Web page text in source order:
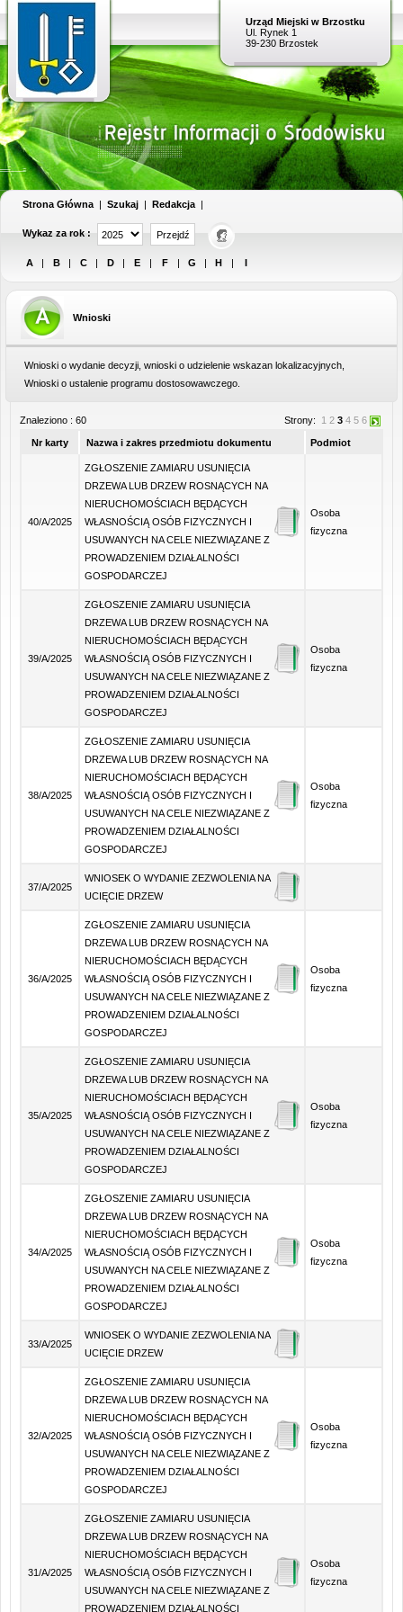
Urząd Miejski w Brzostku
Ul. Rynek 1
39-230 Brzostek
Strona Główna | Szukaj | Redakcja |
Wykaz za rok :
A | B | C | D | E | F | G | H | I
Wnioski
Wnioski o wydanie decyzji, wnioski o udzielenie wskazan lokalizacyjnych,
Wnioski o ustalenie programu dostosowawczego.
Strony: 1 2 3 4 5 6
Znaleziono : 60
Nr karty Nazwa i zakres przedmiotu dokumentu Podmiot
40/A/2025
ZGŁOSZENIE ZAMIARU USUNIĘCIA
DRZEWA LUB DRZEW ROSNĄCYCH NA
NIERUCHOMOŚCIACH BĘDĄCYCH
WŁASNOŚCIĄ OSÓB FIZYCZNYCH I
USUWANYCH NA CELE NIEZWIĄZANE Z
PROWADZENIEM DZIAŁALNOŚCI
GOSPODARCZEJ
Osoba
fizyczna
39/A/2025
ZGŁOSZENIE ZAMIARU USUNIĘCIA
DRZEWA LUB DRZEW ROSNĄCYCH NA
NIERUCHOMOŚCIACH BĘDĄCYCH
WŁASNOŚCIĄ OSÓB FIZYCZNYCH I
USUWANYCH NA CELE NIEZWIĄZANE Z
PROWADZENIEM DZIAŁALNOŚCI
GOSPODARCZEJ
Osoba
fizyczna
38/A/2025
ZGŁOSZENIE ZAMIARU USUNIĘCIA
DRZEWA LUB DRZEW ROSNĄCYCH NA
NIERUCHOMOŚCIACH BĘDĄCYCH
WŁASNOŚCIĄ OSÓB FIZYCZNYCH I
USUWANYCH NA CELE NIEZWIĄZANE Z
PROWADZENIEM DZIAŁALNOŚCI
GOSPODARCZEJ
Osoba
fizyczna
37/A/2025
WNIOSEK O WYDANIE ZEZWOLENIA NA
UCIĘCIE DRZEW
36/A/2025
ZGŁOSZENIE ZAMIARU USUNIĘCIA
DRZEWA LUB DRZEW ROSNĄCYCH NA
NIERUCHOMOŚCIACH BĘDĄCYCH
WŁASNOŚCIĄ OSÓB FIZYCZNYCH I
USUWANYCH NA CELE NIEZWIĄZANE Z
PROWADZENIEM DZIAŁALNOŚCI
GOSPODARCZEJ
Osoba
fizyczna
35/A/2025
ZGŁOSZENIE ZAMIARU USUNIĘCIA
DRZEWA LUB DRZEW ROSNĄCYCH NA
NIERUCHOMOŚCIACH BĘDĄCYCH
WŁASNOŚCIĄ OSÓB FIZYCZNYCH I
USUWANYCH NA CELE NIEZWIĄZANE Z
PROWADZENIEM DZIAŁALNOŚCI
GOSPODARCZEJ
Osoba
fizyczna
34/A/2025
ZGŁOSZENIE ZAMIARU USUNIĘCIA
DRZEWA LUB DRZEW ROSNĄCYCH NA
NIERUCHOMOŚCIACH BĘDĄCYCH
WŁASNOŚCIĄ OSÓB FIZYCZNYCH I
USUWANYCH NA CELE NIEZWIĄZANE Z
PROWADZENIEM DZIAŁALNOŚCI
GOSPODARCZEJ
Osoba
fizyczna
33/A/2025
WNIOSEK O WYDANIE ZEZWOLENIA NA
UCIĘCIE DRZEW
32/A/2025
ZGŁOSZENIE ZAMIARU USUNIĘCIA
DRZEWA LUB DRZEW ROSNĄCYCH NA
NIERUCHOMOŚCIACH BĘDĄCYCH
WŁASNOŚCIĄ OSÓB FIZYCZNYCH I
USUWANYCH NA CELE NIEZWIĄZANE Z
PROWADZENIEM DZIAŁALNOŚCI
GOSPODARCZEJ
Osoba
fizyczna
31/A/2025
ZGŁOSZENIE ZAMIARU USUNIĘCIA
DRZEWA LUB DRZEW ROSNĄCYCH NA
NIERUCHOMOŚCIACH BĘDĄCYCH
WŁASNOŚCIĄ OSÓB FIZYCZNYCH I
USUWANYCH NA CELE NIEZWIĄZANE Z
PROWADZENIEM DZIAŁALNOŚCI
Osoba
fizyczna